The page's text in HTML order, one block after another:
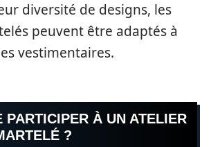
diversité de designs, les
peuvent être adaptés à
vestimentaires.
PARTICIPER À UN ATELIER
?